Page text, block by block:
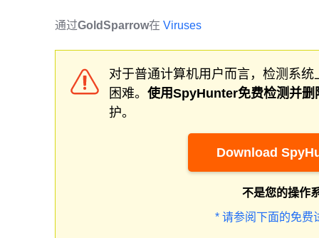
通过GoldSparrow在 Viruses
对于普通计算机用户而言，检测系
困难。 使用SpyHunter免费检测并删
护。
Download
不是您的操作
* 请参阅下面的免费